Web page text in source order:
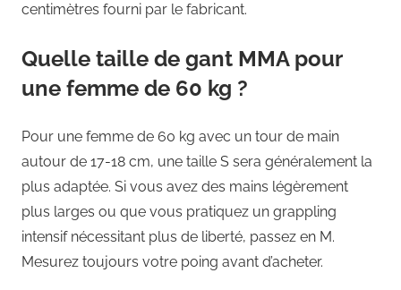
centimètres fourni par le fabricant.
Quelle taille de gant MMA pour
une femme de 60 kg ?
Pour une femme de 60 kg avec un tour de main
autour de 17-18 cm, une taille S sera généralement la
plus adaptée. Si vous avez des mains légèrement
plus larges ou que vous pratiquez un grappling
intensif nécessitant plus de liberté, passez en M.
Mesurez toujours votre poing avant d’acheter.